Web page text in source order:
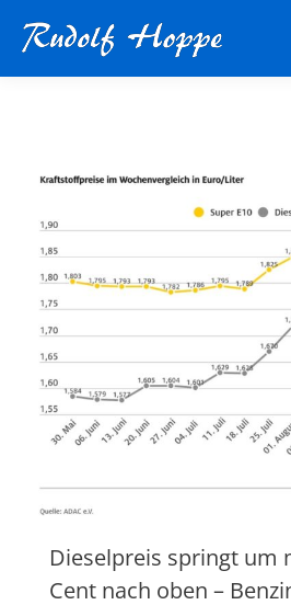
Dieselpreis springt um
Cent nach oben –